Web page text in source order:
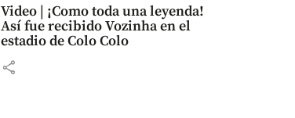
Video | ¡Como toda una leyenda!
Así fue recibido Vozinha en el
estadio de Colo Colo
share